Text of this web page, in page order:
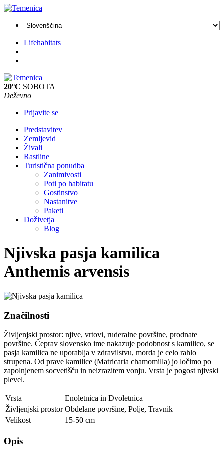
Lifehabitats
20°C SOBOTA
Deževno
Prijavite se
Predstavitev
Zemljevid
Živali
Rastline
Turistična ponudba
Zanimivosti
Poti po habitatu
Gostinstvo
Nastanitve
Paketi
Doživetja
Blog
Njivska pasja kamilica
Anthemis arvensis
Značilnosti
Življenjski prostor: njive, vrtovi, ruderalne površine, prodnate
površine. Čeprav slovensko ime nakazuje podobnost s kamilico, se
pasja kamilica ne uporablja v zdravilstvu, morda je celo rahlo
strupena. Od prave kamilice (Matricaria chamomilla) jo ločimo po
zapolnjenem socvetišču in neizrazitem vonju. Vrsta je pogost njivski
plevel.
Vrsta
Enoletnica in Dvoletnica
Življenjski prostor Obdelane površine, Polje, Travnik
Velikost
15-50 cm
Opis